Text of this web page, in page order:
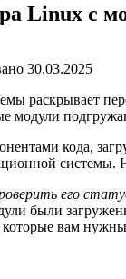
Linux с
30.03.2025
раскрывает
модули
кода,
его
были
вам